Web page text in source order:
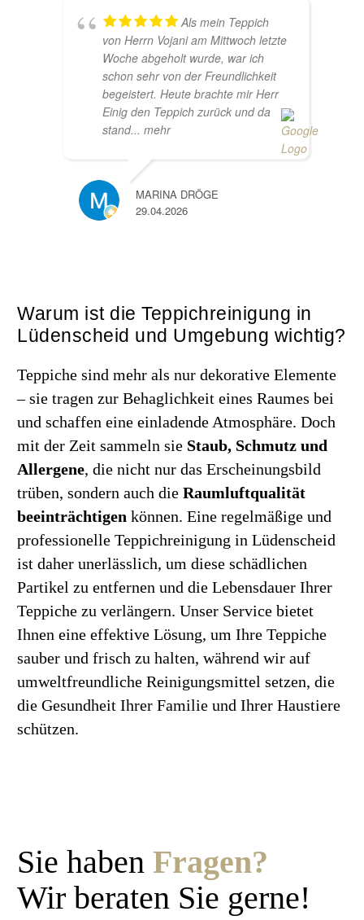
Als mein Teppich
von Herrn Vojani am Mittwoch letzte
Woche abgeholt wurde, war ich
schon sehr von der Freundlichkeit
begeistert. Heute brachte mir Herr
Einig den Teppich zurück und da
stand... mehr
MARINA DRÖGE
29.04.2026
Warum ist die Teppichreinigung in
Lüdenscheid und Umgebung wichtig?
Teppiche sind mehr als nur dekorative Elemente
– sie tragen zur Behaglichkeit eines Raumes bei
und schaffen eine einladende Atmosphäre. Doch
mit der Zeit sammeln sie Staub, Schmutz und
Allergene, die nicht nur das Erscheinungsbild
trüben, sondern auch die Raumluftqualität
beeinträchtigen können. Eine regelmäßige und
professionelle Teppichreinigung in Lüdenscheid
ist daher unerlässlich, um diese schädlichen
Partikel zu entfernen und die Lebensdauer Ihrer
Teppiche zu verlängern. Unser Service bietet
Ihnen eine effektive Lösung, um Ihre Teppiche
sauber und frisch zu halten, während wir auf
umweltfreundliche Reinigungsmittel setzen, die
die Gesundheit Ihrer Familie und Ihrer Haustiere
schützen.
Sie haben Fragen?
Wir beraten Sie gerne!